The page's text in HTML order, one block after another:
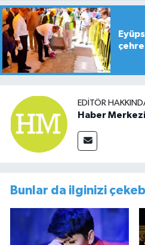
EDITÖR
Haber Merkezi
Bunlar da ilginizi